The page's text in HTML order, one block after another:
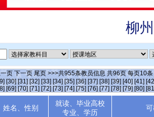
柳
页 下一页 尾页 >>>共955条教员信息 共96页 每页10条
[30] [31] [32] [33] [34] [35] [36] [37] [38] [39] [40] [41]
[69] [70] [71] [72] [73] [74] [75] [76] [77] [78] [79] [80]
姓名、性别
就读、毕业高校
专业、学历